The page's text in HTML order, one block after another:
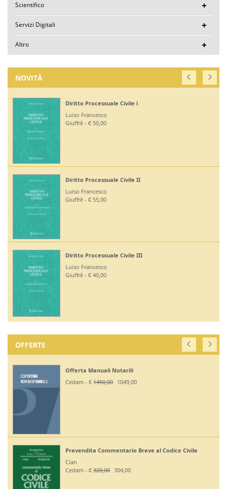
Scientifico
Servizi Digitali
Altro
NOVITÀ
Diritto Processuale Civile i
Luiso Francesco
Giuffrè - € 50,00
Diritto Processuale Civile II
Luiso Francesco
Giuffrè - € 55,00
Diritto Processuale Civile III
Luiso Francesco
Giuffrè - € 40,00
OFFERTE
Offerta Manuali Notarili
Cedam - € 1450,00 1049,00
Prevendita Commentario Breve al Codice Civile
Cian
Cedam - € 320,00 304,00